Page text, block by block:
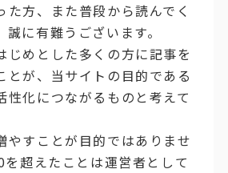
た方、また普段から読んでく
に有難うございます。
じめとした多くの方に記事を
とが、当サイトの目的である
性化につながるものと考えて
やすことが目的ではありませ
超えたことは運営者として